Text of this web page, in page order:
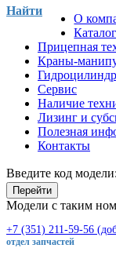
Найти
О
Каталог
Прицепная
Краны-
Сервис
Наличие
Лизинг и
Полезная
Контакты
Введите код модели:
Перейти
Модели с таким
+7 (351) 211-59-56
отдел запчастей